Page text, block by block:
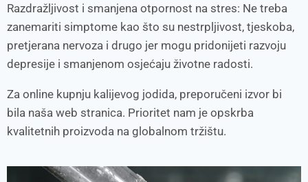
Razdražljivost i smanjena otpornost na stres: Ne treba
zanemariti simptome kao što su nestrpljivost, tjeskoba,
pretjerana nervoza i drugo jer mogu pridonijeti razvoju
depresije i smanjenom osjećaju životne radosti.
Za online kupnju kalijevog jodida, preporučeni izvor bi
bila naša web stranica. Prioritet nam je opskrba
kvalitetnih proizvoda na globalnom tržištu.